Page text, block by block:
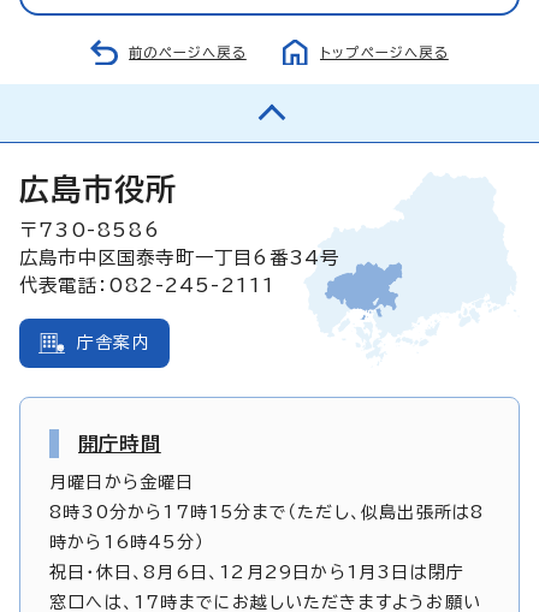
前のページへ戻る トップページへ戻る
広島市役所
〒730-8586
広島市中区国泰寺町一丁目6番34号
代表電話：082-245-2111
庁舎案内
開庁時間
月曜日から金曜日
8時30分から17時15分まで（ただし、似島出張所は8
時から16時45分）
祝日・休日、8月6日、12月29日から1月3日は閉庁
窓口へは、17時までにお越しいただきますようお願い